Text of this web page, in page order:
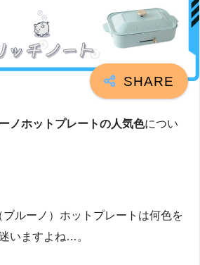
ノホットプレートの人気色につい
ルーノ）ホットプレートは何色を
いますよね…。